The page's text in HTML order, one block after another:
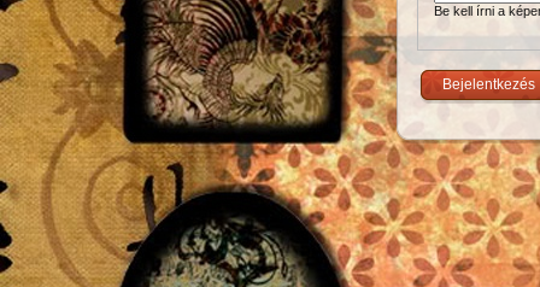
Be kell írni a